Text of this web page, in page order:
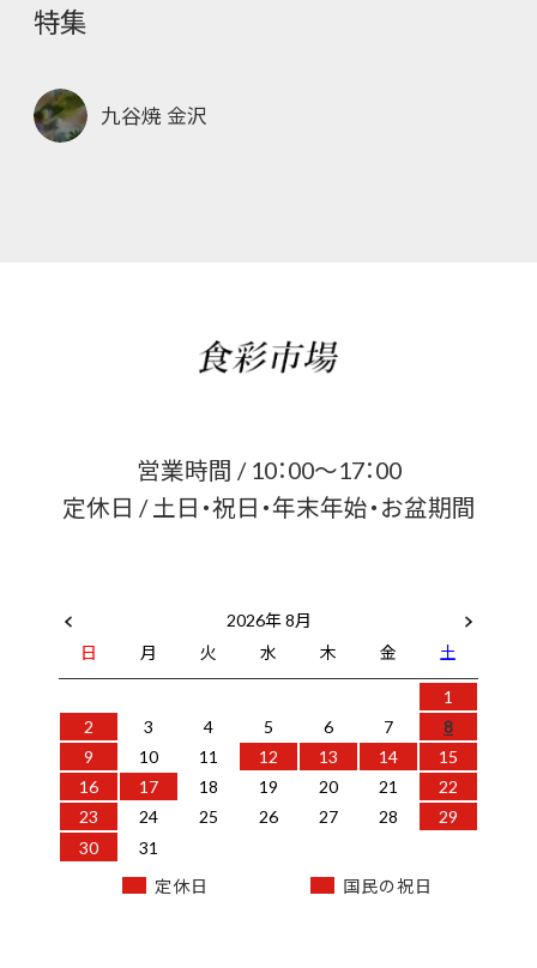
特集
九谷焼 金沢
営業時間 / 10：00～17：00
定休日 / 土日・祝日・年末年始・お盆期間
2026年 8月
日
月 火 水 木 金
土
1
2
3 4 5 6 7
8
9
10 11 12 13 14
15
16
17 18 19 20 21
22
23
24 25 26 27 28
29
30
31
定休日
国民の祝日